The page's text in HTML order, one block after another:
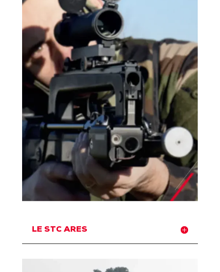
LE STC ARES